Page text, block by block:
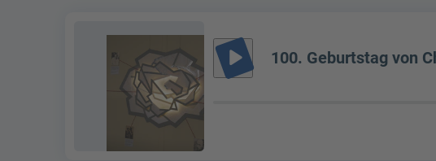
play_arrow 100. Geburtstag von